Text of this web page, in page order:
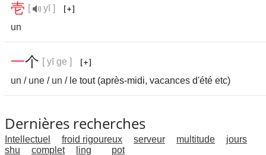
壱 [
yī ]
un
一个 [ yī ge ]
un / une / un / le tout (après-midi, vacances d'été etc)
Dernières recherches
Intellectuel froid rigoureux serveur multitude
jours
shu
complet ling pot